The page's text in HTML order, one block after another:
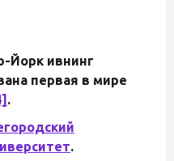
Йорк ивнинг
первая в мире
.
.